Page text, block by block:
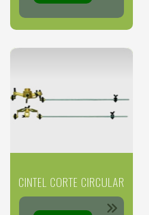
CINTEL CORTE CIRCULAR